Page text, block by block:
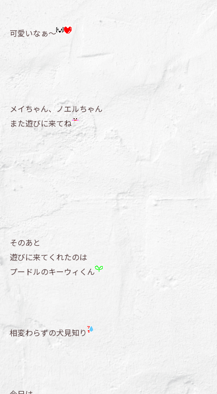
可愛いなぁ～
メイちゃん、ノエルちゃん
また遊びに来てね
そのあと
遊びに来てくれたのは
プードルのキーウィくん
相変わらずの犬見知り